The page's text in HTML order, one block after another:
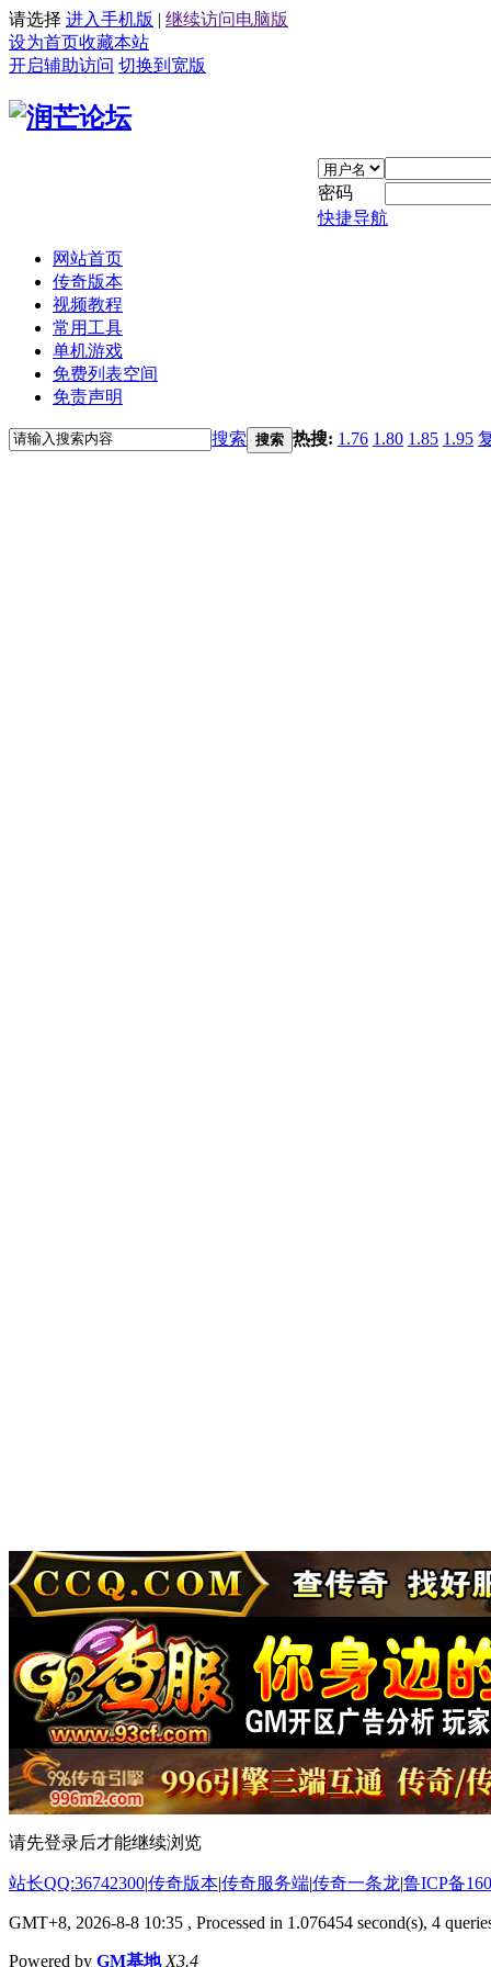
请选择 进入手机版 | 继续访问电脑版
设为首页收藏本站
开启辅助访问 切换到宽版
密码
快捷导航
网站首页
传奇版本
视频教程
常用工具
单机游戏
免费列表空间
免责声明
搜索 搜索 热搜: 1.76 1.80 1.85 1.95
请先登录后才能继续浏览
站长QQ:36742300|传奇版本|传奇服务端|传奇一条龙|鲁ICP备
GMT+8, 2026-8-8 10:35 , Processed in 1.076454 second(s), 4
Powered by GM基地 X3.4